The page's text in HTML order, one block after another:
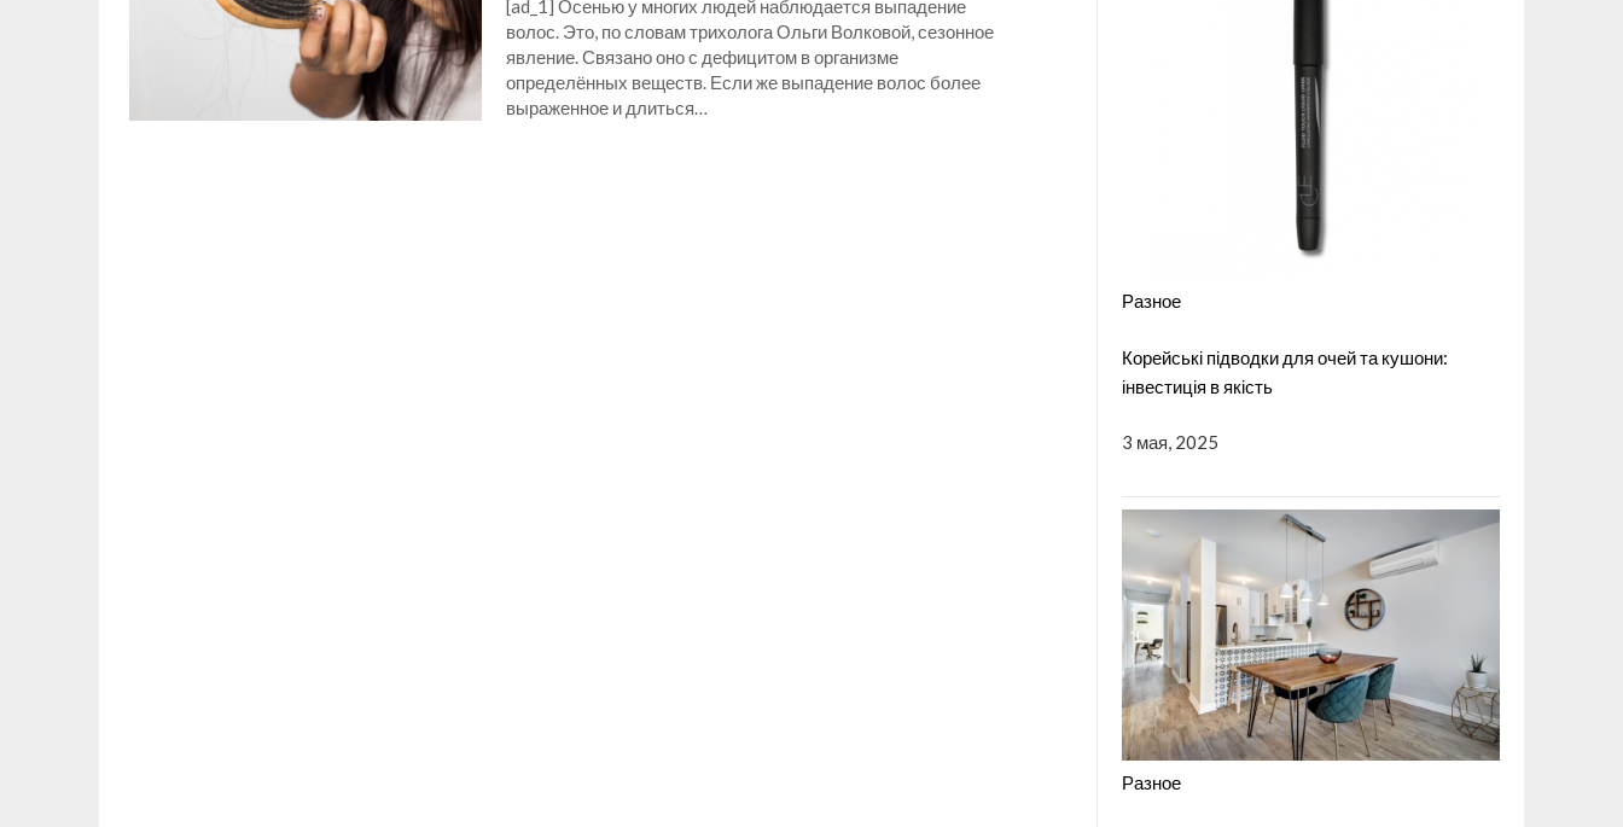
[ad_1] Осенью у многих людей наблюдается выпадение
волос. Это, по словам трихолога Ольги Волковой, сезонное
явление. Связано оно с дефицитом в организме
определённых веществ. Если же выпадение волос более
выраженное и длиться…
Разное
Корейські підводки для очей та кушони:
інвестиція в якість
3 мая, 2025
Разное